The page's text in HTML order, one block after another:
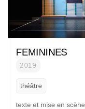
FEMININES
2019
théâtre
texte et mise en scène